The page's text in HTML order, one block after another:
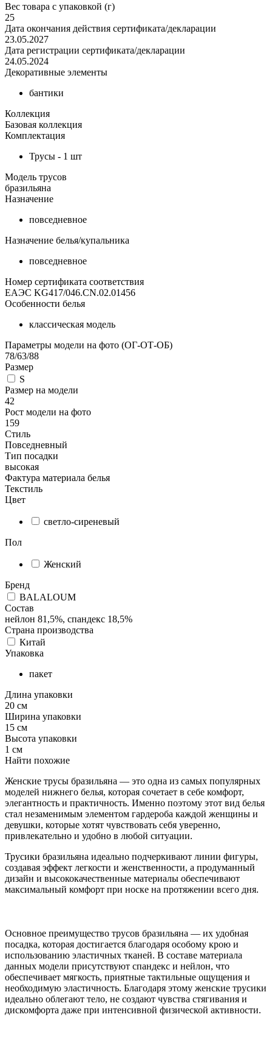
Вес товара с упаковкой (г)
25
Дата окончания действия сертификата/декларации
23.05.2027
Дата регистрации сертификата/декларации
24.05.2024
Декоративные элементы
бантики
Коллекция
Базовая коллекция
Комплектация
Трусы - 1 шт
Модель трусов
бразильяна
Назначение
повседневное
Назначение белья/купальника
повседневное
Номер сертификата соответствия
ЕАЭС KG417/046.CN.02.01456
Особенности белья
классическая модель
Параметры модели на фото (ОГ-ОТ-ОБ)
78/63/88
Размер
S
Размер на модели
42
Рост модели на фото
159
Стиль
Повседневный
Тип посадки
высокая
Фактура материала белья
Текстиль
Цвет
светло-сиреневый
Пол
Женский
Бренд
BALALOUM
Состав
нейлон 81,5%, спандекс 18,5%
Страна производства
Китай
Упаковка
пакет
Длина упаковки
20 см
Ширина упаковки
15 см
Высота упаковки
1 см
Найти похожие
Женские трусы бразильяна — это одна из самых популярных
моделей нижнего белья, которая сочетает в себе комфорт,
элегантность и практичность. Именно поэтому этот вид белья
стал незаменимым элементом гардероба каждой женщины и
девушки, которые хотят чувствовать себя уверенно,
привлекательно и удобно в любой ситуации.
Трусики бразильяна идеально подчеркивают линии фигуры,
создавая эффект легкости и женственности, а продуманный
дизайн и высококачественные материалы обеспечивают
максимальный комфорт при носке на протяжении всего дня.
Основное преимущество трусов бразильяна — их удобная
посадка, которая достигается благодаря особому крою и
использованию эластичных тканей. В составе материала
данных модели присутствуют спандекс и нейлон, что
обеспечивает мягкость, приятные тактильные ощущения и
необходимую эластичность. Благодаря этому женские трусики
идеально облегают тело, не создают чувства стягивания и
дискомфорта даже при интенсивной физической активности.